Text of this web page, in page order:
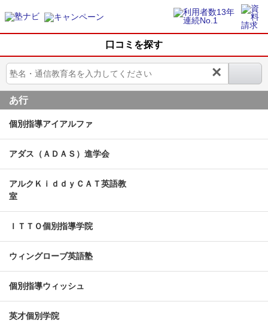
口コミを探す
×
あ行
個別指導アイアルファ
アダス（ＡＤＡＳ）進学会
アルクＫｉｄｄｙＣＡＴ英語教
室
ＩＴＴＯ個別指導学院
ウィングローブ英語塾
個別指導ウィッシュ
英才個別学院